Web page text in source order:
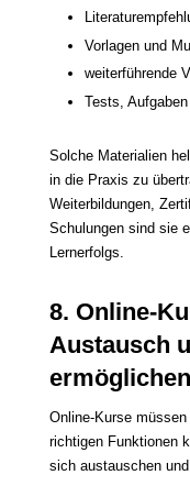
Vorlagen und
weiterführende
Tests,
Solche Materialien
in die Praxis zu
Weiterbildungen,
Schulungen sind sie
Lernerfolgs.
8. Online-
Austausch
ermöglichen
Online-Kurse
richtigen Funktionen
sich austauschen